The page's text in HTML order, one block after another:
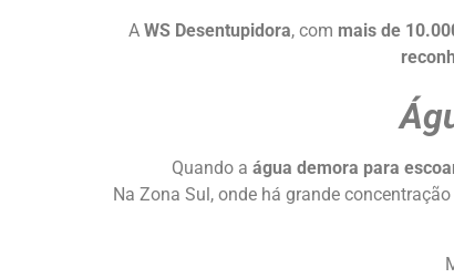
A WS Desentupidora, com mais de
Quando a água demora para
Na Zona Sul, onde há grande